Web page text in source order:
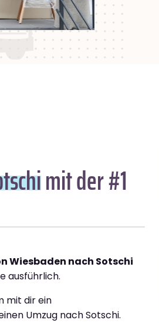
mit der #1
Wiesbaden nach Sotschi
ausführlich.
mit dir ein
Umzug nach Sotschi.